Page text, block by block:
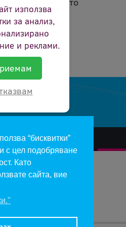
“бисквитки”
с цел подобряване
Като
сайта, вие
използва
за анализ,
и реклами.
Контакт Доставка
условия за ползване
по фиксирания курс 1 € = 1.95583 лв.